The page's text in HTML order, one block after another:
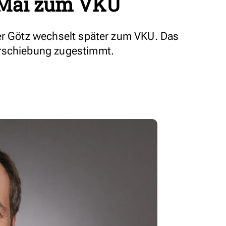
Götz wechselt später zum VKU. Das
zugestimmt.